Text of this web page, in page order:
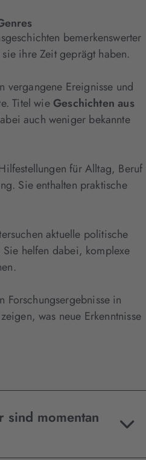
bemerkenswerter
ihre Zeit geprägt haben.
vergangene Ereignisse und
Titel wie Geschichten aus
auch weniger bekannte
für Alltag, Beruf
Sie enthalten praktische
aktuelle politische
helfen dabei, komplexe
Forschungsergebnisse in
was neue Erkenntnisse
sind momentan